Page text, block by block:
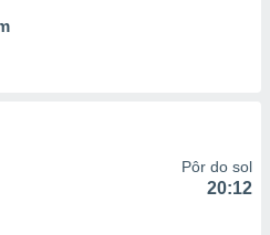
Pôr do sol
20:12